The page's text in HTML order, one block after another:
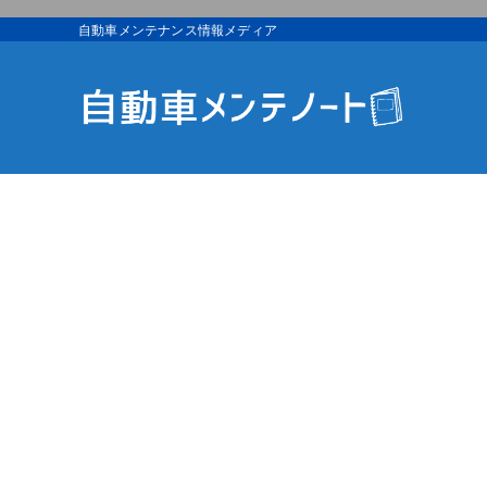
自動車メンテナンス情報メディア